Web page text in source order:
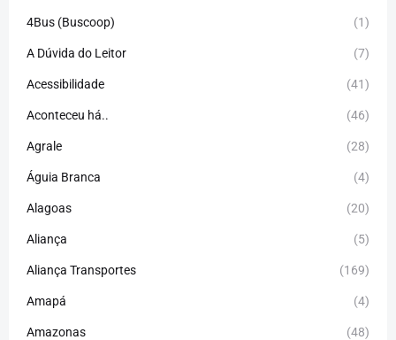
4Bus (Buscoop) (1)
A Dúvida do Leitor (7)
Acessibilidade (41)
Aconteceu há.. (46)
Agrale (28)
Águia Branca (4)
Alagoas (20)
Aliança (5)
Aliança Transportes (169)
Amapá (4)
Amazonas (48)